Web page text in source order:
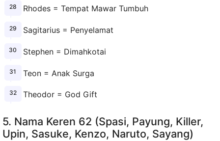
Rhodes = Tempat Mawar Tumbuh
Sagitarius = Penyelamat
Stephen = Dimahkotai
Teon = Anak Surga
Theodor = God Gift
5. Nama Keren 62 (Spasi, Payung, Killer,
Upin, Sasuke, Kenzo, Naruto, Sayang)